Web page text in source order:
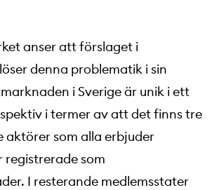
anser att förslaget i
denna problematik i sin
i Sverige är unik i ett
i termer av att det finns tre
aktörer som alla erbjuder
registrerade som
I resterande medlemsstater